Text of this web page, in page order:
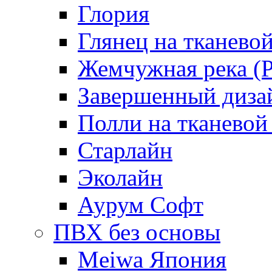
Глория
Глянец на
Жемчужная река
Завершенный
Полли на
Старлайн
Эколайн
Аурум Софт
ПВХ без основы
Meiwa Япония